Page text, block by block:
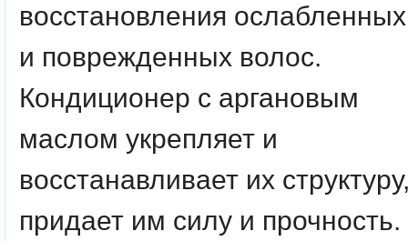
восстановления ослабленных
и поврежденных волос.
Кондиционер с аргановым
маслом укрепляет и
восстанавливает их
придает им силу и прочность.